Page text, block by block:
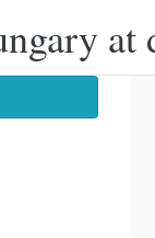
at